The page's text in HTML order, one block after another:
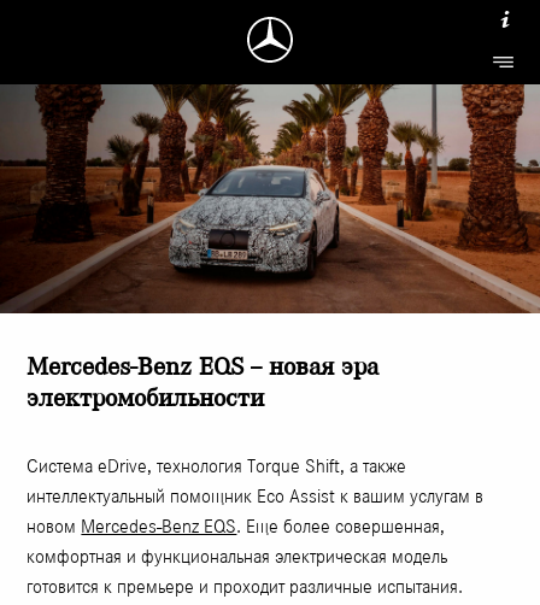
Mercedes-Benz EQS – новая эра
электромобильности
Система eDrive, технология Torque Shift, а также
интеллектуальный помощник Eco Assist к вашим услугам в
новом Mercedes-Benz EQS. Еще более совершенная,
комфортная и функциональная электрическая модель
готовится к премьере и проходит различные испытания.